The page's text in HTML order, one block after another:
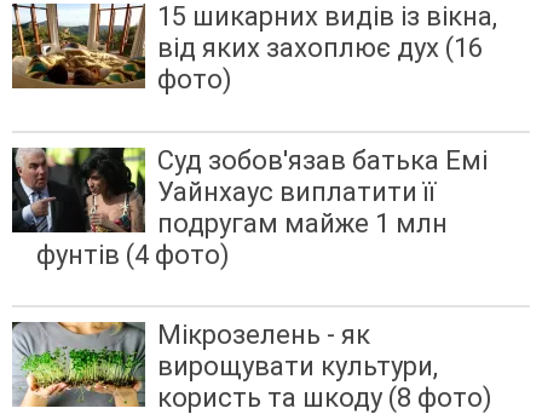
15 шикарних видів із вікна,
від яких захоплює дух (16
фото)
Суд зобов'язав батька Емі
Уайнхаус виплатити її
подругам майже 1 млн
фунтів (4 фото)
Мікрозелень - як
вирощувати культури,
користь та шкоду (8 фото)